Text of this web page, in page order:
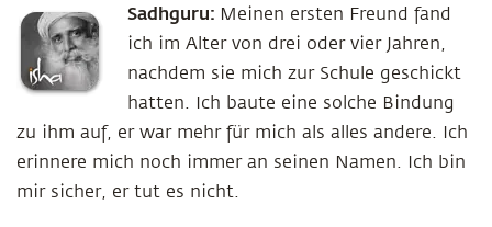
Sadhguru: Meinen ersten Freund fand
ich im Alter von drei oder vier Jahren,
nachdem sie mich zur Schule geschickt
hatten. Ich baute eine solche Bindung
zu ihm auf, er war mehr für mich als alles andere. Ich
erinnere mich noch immer an seinen Namen. Ich bin
mir sicher, er tut es nicht.